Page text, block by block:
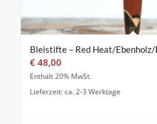
Bleistifte – Red Heat/Ebenholz/
€48,00
Enthält 20% MwSt.
Lieferzeit: ca. 2-3 Werktage